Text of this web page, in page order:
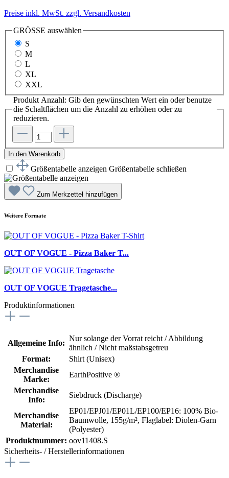
Preise inkl. MwSt. zzgl. Versandkosten
GRÖSSE auswählen
S
M
L
XL
XXL
Produkt Anzahl: Gib den gewünschten Wert ein oder benutze
die Schaltflächen um die Anzahl zu erhöhen oder zu
reduzieren.
In den Warenkorb
Größentabelle anzeigen Größentabelle schließen
Zum Merkzettel hinzufügen
Weitere Formate
OUT OF VOGUE - Pizza Baker T...
OUT OF VOGUE Tragetasche...
Produktinformationen
Allgemeine Info:
Nur solange der Vorrat reicht / Abbildung
ähnlich / Nicht maßstabsgetreu
Format:
Shirt (Unisex)
Merchandise
Marke:
EarthPositive ®
Merchandise
Info:
Siebdruck (Discharge)
Merchandise
Material:
EP01/EPJ01/EP01L/EP100/EP16: 100% Bio-
Baumwolle, 155g/m², Flaglabel: Diolen-Garn
(Polyester)
Produktnummer: oov11408.S
Sicherheits- / Herstellerinformationen